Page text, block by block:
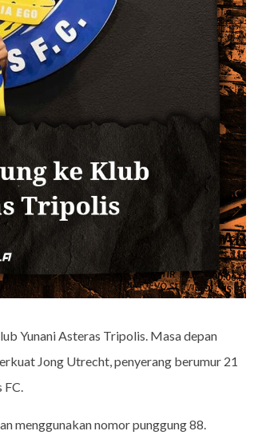
Yunani Asteras Tripolis. Masa depan
Jong Utrecht, penyerang berumur 21
FC.
menggunakan nomor punggung 88.